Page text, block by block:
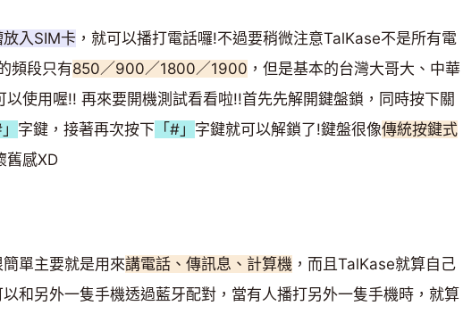
入SIM卡 ，就可以播打電話囉!不過要稍微注意TalKase不是所有電
頻段只有850／900／1800／1900 ，但是基本的台灣大哥大、中華
以使用喔!! 再來要開機測試看看啦!!首先先解開鍵盤鎖，同時按下關
字鍵，接著再次按下 「#」 字鍵就可以解鎖了!鍵盤很像傳統按鍵式
舊感XD
單主要就是用來講電話、傳訊息、計算機 ，而且TalKase就算自己
和另外一隻手機透過藍牙配對，當有人播打另外一隻手機時，就算